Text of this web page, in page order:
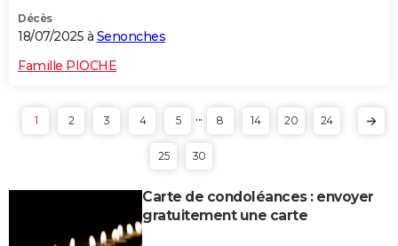
Décès
18/07/2025 à Senonches
Famille PIOCHE
1 2 3 4 5 ... 8 14 20 24
25 30
Carte de condoléances : envoyer
gratuitement une carte